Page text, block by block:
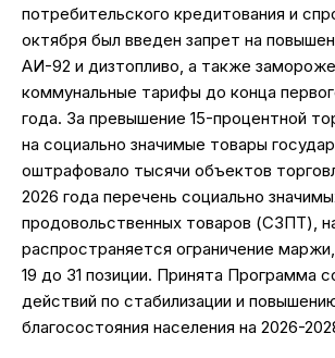
потребительского кредитования и
октября был введен запрет на
АИ-92 и дизтопливо, а также
коммунальные тарифы до конца
года. За превышение 15-процентной
на социально значимые товары
оштрафовало тысячи объектов
2026 года перечень социально
продовольственных товаров (СЗПТ),
распространяется ограничение
19 до 31 позиции. Принята Программа
действий по стабилизации и
благосостояния населения на 2026-